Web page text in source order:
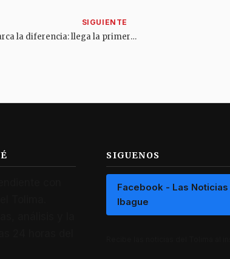
El Tolima marca la diferencia: llega la primera clínica móvil para atender a perros y gatos en todo el departamento
SIGUENOS
Facebook - Las Noticias
Ibague